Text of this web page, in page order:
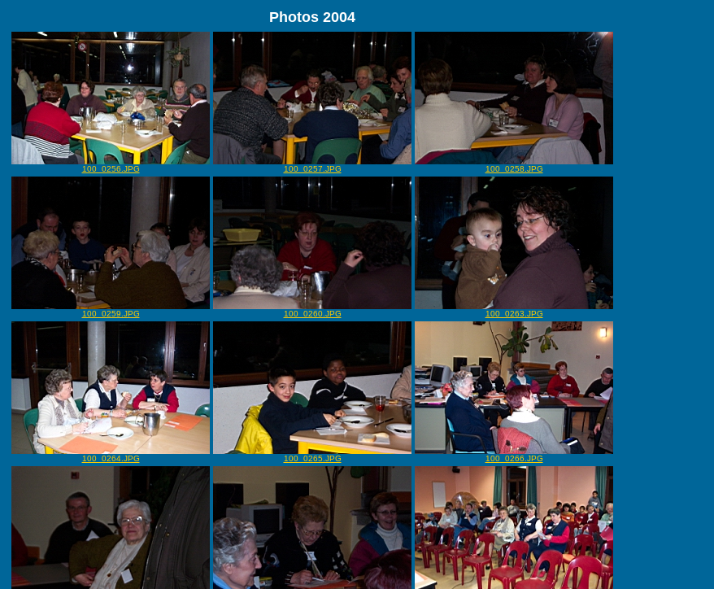
Photos 2004
100_0256.JPG 100_0257.JPG 100_0258.JPG
100_0259.JPG 100_0260.JPG 100_0263.JPG
100_0264.JPG 100_0265.JPG 100_0266.JPG